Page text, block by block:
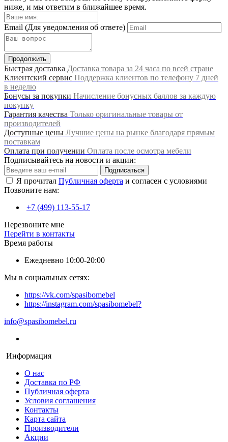
ниже, и мы ответим в ближайшее время.
Email (Для уведомления об ответе)
Продолжить
Быстрая доставка Доставка товара за 24 часа по всей стране
Клиентский сервис Поддержка клиентов по телефону 7 дней
в неделю
Бонусы за покупки Начисление бонусных баллов за каждую
покупку
Гарантия качества Только оригинальные товары от
производителей
Доступные цены Лучшие цены на рынке благодаря прямым
поставкам
Оплата при получении Оплата после осмотра мебели
Подписывайтесь на новости и акции:
Подписаться
Я прочитал Публичная оферта и согласен с условиями
Позвоните нам:
+7 (499) 113-55-17
Перезвоните мне
Перейти в контакты
Время работы
Ежедневно 10:00-20:00
Мы в социальных сетях:
https://vk.com/spasibomebel
https://instagram.com/spasibomebel?
info@spasibomebel.ru
Информация
О нас
Доставка по РФ
Публичная оферта
Условия соглашения
Контакты
Карта сайта
Производители
Акции